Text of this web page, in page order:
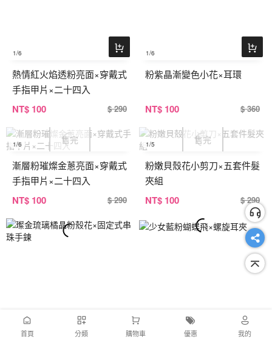
1/6
熱情紅火焰透粉亮面×穿戴式
手指甲片×二十四入
NT$ 100 $ 290
1/6
粉紫晶漸變色小花×耳環
NT$ 100 $ 360
1/6
漸層粉璀燦金蔥亮面×穿戴式
手指甲片×二十四入
NT$ 100 $ 290
1/5
粉嫩貝殼花小剪刀×五套件髮
夾組
NT$ 100 $ 290
首頁 分類 購物車 優惠 我的